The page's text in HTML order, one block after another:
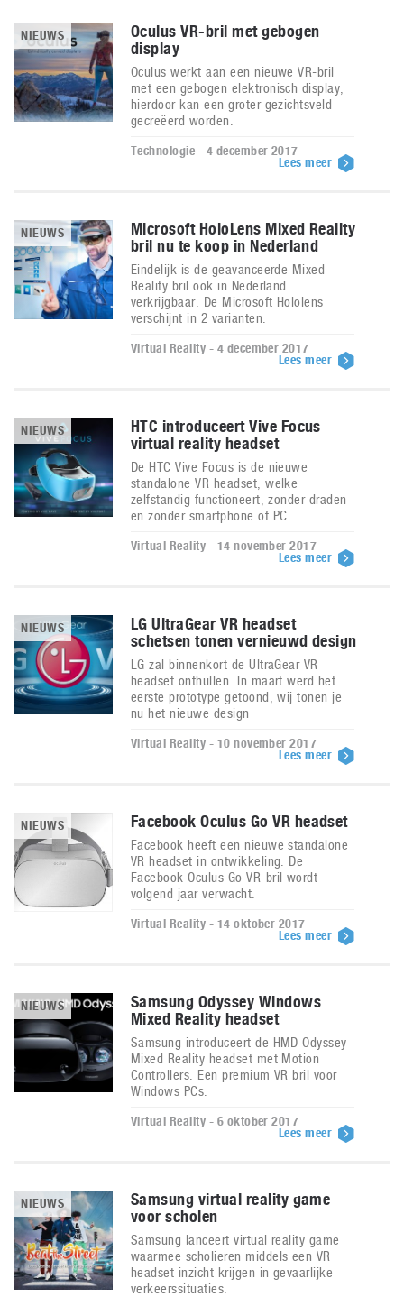
NIEUWS
Oculus VR-bril met gebogen
display
Oculus werkt aan een nieuwe VR-bril
met een gebogen elektronisch display,
hierdoor kan een groter gezichtsveld
gecreëerd worden.
Technologie - 4 december 2017
Lees meer
NIEUWS
Microsoft HoloLens Mixed Reality
bril nu te koop in Nederland
Eindelijk is de geavanceerde Mixed
Reality bril ook in Nederland
verkrijgbaar. De Microsoft Hololens
verschijnt in 2 varianten.
Virtual Reality - 4 december 2017
Lees meer
NIEUWS
HTC introduceert Vive Focus
virtual reality headset
De HTC Vive Focus is de nieuwe
standalone VR headset, welke
zelfstandig functioneert, zonder draden
en zonder smartphone of PC.
Virtual Reality - 14 november 2017
Lees meer
NIEUWS
LG UltraGear VR headset
schetsen tonen vernieuwd design
LG zal binnenkort de UltraGear VR
headset onthullen. In maart werd het
eerste prototype getoond, wij tonen je
nu het nieuwe design
Virtual Reality - 10 november 2017
Lees meer
NIEUWS Facebook Oculus Go VR headset
Facebook heeft een nieuwe standalone
VR headset in ontwikkeling. De
Facebook Oculus Go VR-bril wordt
volgend jaar verwacht.
Virtual Reality - 14 oktober 2017
Lees meer
NIEUWS
Samsung Odyssey Windows
Mixed Reality headset
Samsung introduceert de HMD Odyssey
Mixed Reality headset met Motion
Controllers. Een premium VR bril voor
Windows PCs.
Virtual Reality - 6 oktober 2017
Lees meer
NIEUWS
Samsung virtual reality game
voor scholen
Samsung lanceert virtual reality game
waarmee scholieren middels een VR
headset inzicht krijgen in gevaarlijke
verkeerssituaties.